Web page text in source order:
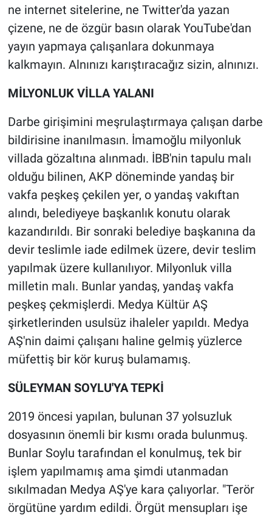
ne internet sitelerine, ne Twitter'da yazan
çizene, ne de özgür basın olarak YouTube'dan
yayın yapmaya çalışanlara dokunmaya
kalkmayın. Alnınızı karıştıracağız sizin, alnınızı.
MİLYONLUK VİLLA YALANI
Darbe girişimini meşrulaştırmaya çalışan darbe
bildirisine inanılmasın. İmamoğlu milyonluk
villada gözaltına alınmadı. İBB'nin tapulu malı
olduğu bilinen, AKP döneminde yandaş bir
vakfa peşkeş çekilen yer, o yandaş vakıftan
alındı, belediyeye başkanlık konutu olarak
kazandırıldı. Bir sonraki belediye başkanına da
devir teslimle iade edilmek üzere, devir teslim
yapılmak üzere kullanılıyor. Milyonluk villa
milletin malı. Bunlar yandaş, yandaş vakfa
peşkeş çekmişlerdi. Medya Kültür AŞ
şirketlerinden usulsüz ihaleler yapıldı. Medya
AŞ'nin daimi çalışanı haline gelmiş yüzlerce
müfettiş bir kör kuruş bulamamış.
SÜLEYMAN SOYLU'YA TEPKİ
2019 öncesi yapılan, bulunan 37 yolsuzluk
dosyasının önemli bir kısmı orada bulunmuş.
Bunlar Soylu tarafından el konulmuş, tek bir
işlem yapılmamış ama şimdi utanmadan
sıkılmadan Medya AŞ'ye kara çalıyorlar. "Terör
örgütüne yardım edildi. Örgüt mensupları işe